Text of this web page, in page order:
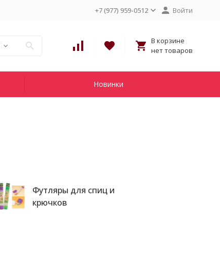
+7 (977) 959-0512 Войти
В корзине
нет товаров
Новинки
Футляры для спиц и
крючков